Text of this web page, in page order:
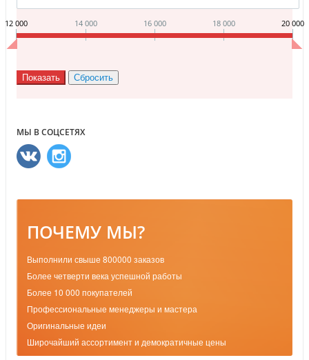
12 000 14 000 16 000 18 000 20 000
МЫ В СОЦСЕТЯХ
ПОЧЕМУ МЫ?
Выполнили свыше 800000 заказов
Более четверти века успешной работы
Более 10 000 покупателей
Профессиональные менеджеры и мастера
Оригинальные идеи
Широчайший ассортимент и демократичные цены